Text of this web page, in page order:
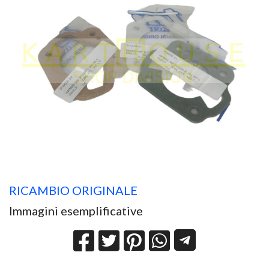
RICAMBIO ORIGINALE
Immagini esemplificative